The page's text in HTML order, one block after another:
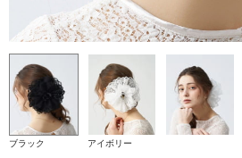
ブラック アイボリー